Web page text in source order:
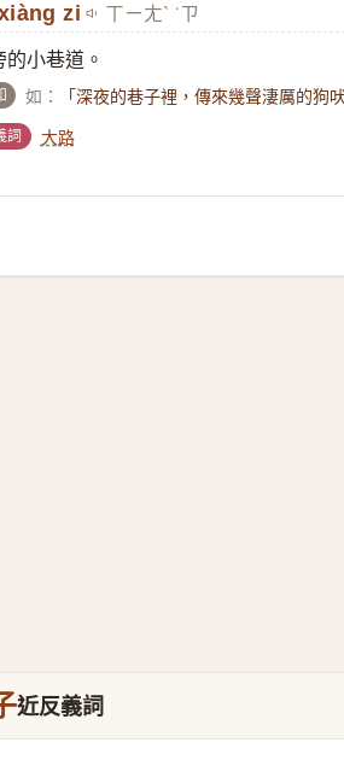
zi ㄒㄧㄤˋ ˙ㄗ
的小巷道。
如： 「深夜的巷子裡，傳來幾聲淒厲的狗
詞 大路
近反義詞